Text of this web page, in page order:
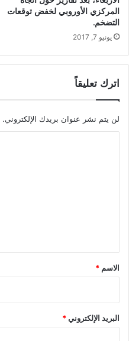
المركزي الأوروبي لخفض توقعات
التضخم.
يونيو 7, 2017
اترك تعليقاً
لن يتم نشر عنوان بريدك الإلكتروني.
*
الاسم *
البريد الإلكتروني*